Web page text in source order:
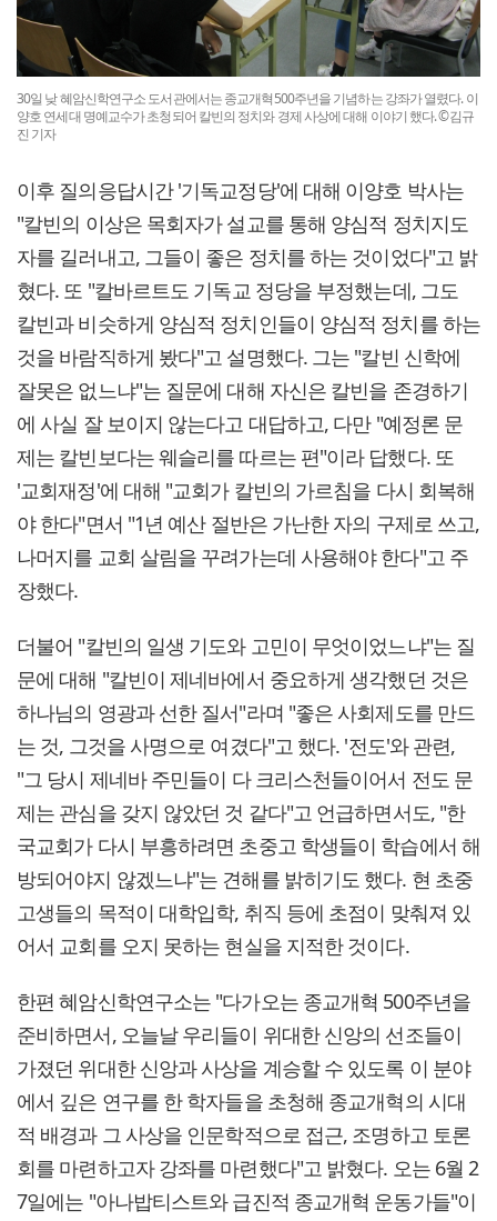
30일 낮 혜암신학연구소 도서관에서는 종교개혁500주년을 기념하는 강좌가 열렸다. 이
양호 연세대 명예교수가 초청되어 칼빈의 정치와 경제 사상에 대해 이야기 했다. ©김규
진 기자
이후 질의응답시간 '기독교정당'에 대해 이양호 박사는
"칼빈의 이상은 목회자가 설교를 통해 양심적 정치지도
자를 길러내고, 그들이 좋은 정치를 하는 것이었다"고 밝
혔다. 또 "칼바르트도 기독교 정당을 부정했는데, 그도
칼빈과 비슷하게 양심적 정치인들이 양심적 정치를 하는
것을 바람직하게 봤다"고 설명했다. 그는 "칼빈 신학에
잘못은 없느냐"는 질문에 대해 자신은 칼빈을 존경하기
에 사실 잘 보이지 않는다고 대답하고, 다만 "예정론 문
제는 칼빈보다는 웨슬리를 따르는 편"이라 답했다. 또
'교회재정'에 대해 "교회가 칼빈의 가르침을 다시 회복해
야 한다"면서 "1년 예산 절반은 가난한 자의 구제로 쓰고,
나머지를 교회 살림을 꾸려가는데 사용해야 한다"고 주
장했다.
더불어 "칼빈의 일생 기도와 고민이 무엇이었느냐"는 질
문에 대해 "칼빈이 제네바에서 중요하게 생각했던 것은
하나님의 영광과 선한 질서"라며 "좋은 사회제도를 만드
는 것, 그것을 사명으로 여겼다"고 했다. '전도'와 관련,
"그 당시 제네바 주민들이 다 크리스천들이어서 전도 문
제는 관심을 갖지 않았던 것 같다"고 언급하면서도, "한
국교회가 다시 부흥하려면 초중고 학생들이 학습에서 해
방되어야지 않겠느냐"는 견해를 밝히기도 했다. 현 초중
고생들의 목적이 대학입학, 취직 등에 초점이 맞춰져 있
어서 교회를 오지 못하는 현실을 지적한 것이다.
한편 혜암신학연구소는 "다가오는 종교개혁 500주년을
준비하면서, 오늘날 우리들이 위대한 신앙의 선조들이
가졌던 위대한 신앙과 사상을 계승할 수 있도록 이 분야
에서 깊은 연구를 한 학자들을 초청해 종교개혁의 시대
적 배경과 그 사상을 인문학적으로 접근, 조명하고 토론
회를 마련하고자 강좌를 마련했다"고 밝혔다. 오는 6월 2
7일에는 "아나밥티스트와 급진적 종교개혁 운동가들"이